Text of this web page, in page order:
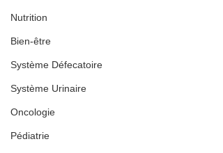
Nutrition
Bien-être
Système Défecatoire
Système Urinaire
Oncologie
Pédiatrie